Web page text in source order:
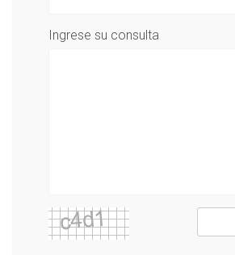
Ingrese su consulta